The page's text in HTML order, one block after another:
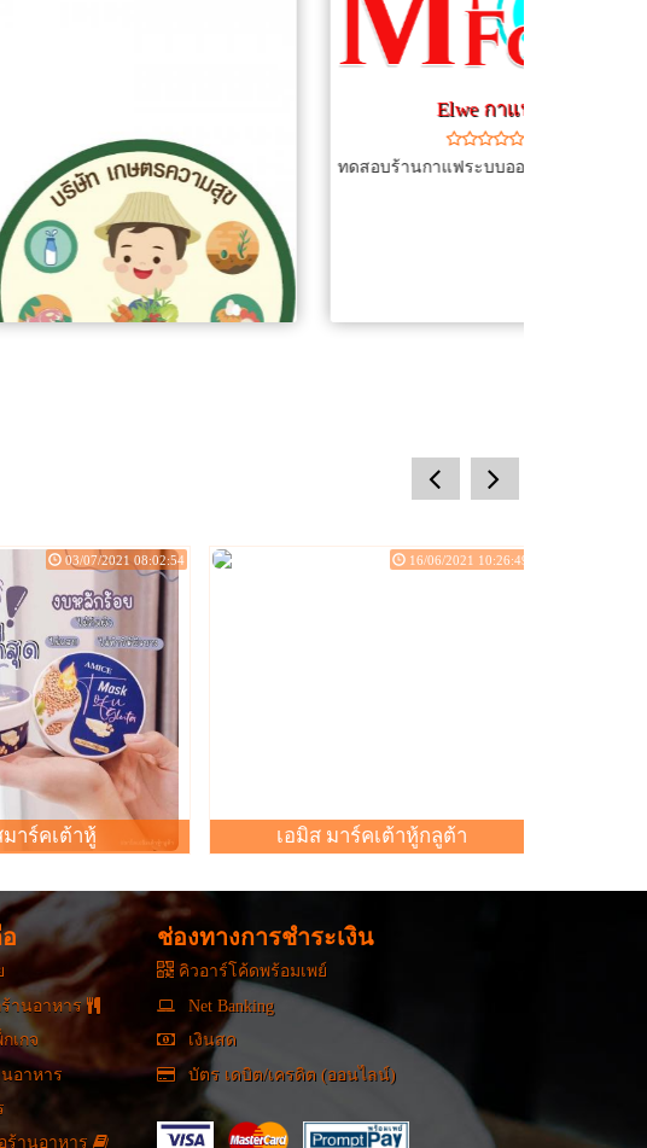
ความสุข
คา 49บาท
ทดสอบร้านกาแฟระบบออนไลน์
มาร์คเต้าหู้
03/07/2021 08:02:54
เอมิส มาร์คเต้าหู้กลูต้า
16/06/2021 10:26:49
prev next
ร้านอาหาร
เกจ
อาหาร
ร้านอาหาร
ช่องทางการชำระเงิน
คิวอาร์โค้ดพร้อมเพย์
Net Banking
เงินสด
บัตร เดบิต/เครดิต (ออนไลน์)